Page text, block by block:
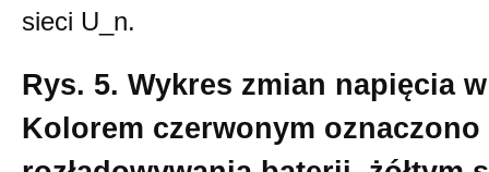
sieci U_n.
Rys. 5. Wykres zmian napięcia
Kolorem czerwonym oznaczono